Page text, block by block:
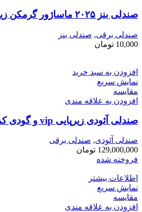
صندلی بنز ۲۰۲۵ ماساژور گرمکن زیرپایی vip
صندلی برقی, صندلی بنز
10,000 تومان
افزودن به سبد خرید
نمایش سریع
مقايسه
افزودن به علاقه مندی
صندلی آئودی زیرپایی vip و گودی کمر
صندلی آئودی, صندلی برقی
129,000,000 تومان
فروخته شده
اطلاعات بیشتر
نمایش سریع
مقايسه
افزودن به علاقه مندی